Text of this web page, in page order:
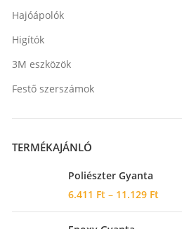
Hajóápolók
Higítók
3M eszközök
Festő szerszámok
TERMÉKAJÁNLÓ
Poliészter Gyanta
6.411 Ft – 11.129 Ft